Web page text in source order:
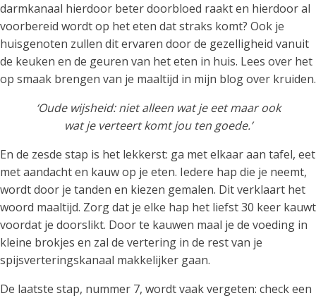
darmkanaal hierdoor beter doorbloed raakt en hierdoor al
voorbereid wordt op het eten dat straks komt? Ook je
huisgenoten zullen dit ervaren door de gezelligheid vanuit
de keuken en de geuren van het eten in huis. Lees over het
op smaak brengen van je maaltijd in mijn blog over kruiden.
‘Oude wijsheid: niet alleen wat je eet maar ook
wat je verteert komt jou ten goede.’
En de zesde stap is het lekkerst: ga met elkaar aan tafel, eet
met aandacht en kauw op je eten. Iedere hap die je neemt,
wordt door je tanden en kiezen gemalen. Dit verklaart het
woord maaltijd. Zorg dat je elke hap het liefst 30 keer kauwt
voordat je doorslikt. Door te kauwen maal je de voeding in
kleine brokjes en zal de vertering in de rest van je
spijsverteringskanaal makkelijker gaan.
De laatste stap, nummer 7, wordt vaak vergeten: check een